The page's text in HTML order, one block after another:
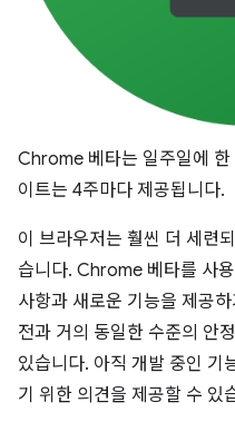
Chrome 베타는 일주일에 한
이트는 4주마다 제공됩니다.
이 브라우저는 훨씬 더 세련
습니다. Chrome 베타를 사
사항과 새로운 기능을 제공
전과 거의 동일한 수준의 안
있습니다. 아직 개발 중인
기 위한 의견을 제공할 수 있